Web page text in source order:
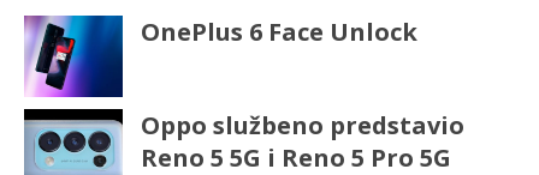
OnePlus 6 Face Unlock
Oppo službeno predstavio
Reno 5 5G i Reno 5 Pro 5G